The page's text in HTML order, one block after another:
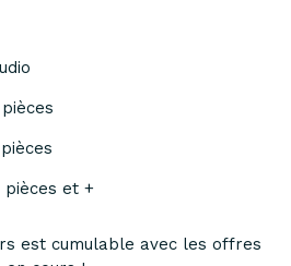
pièces et +
est cumulable avec les offres